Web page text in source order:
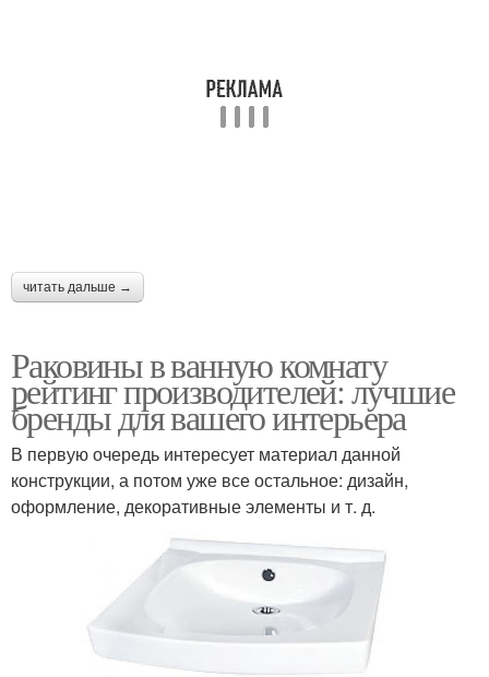
читать дальше →
Раковины в ванную комнату
рейтинг производителей: лучшие
бренды для вашего интерьера
В первую очередь интересует материал данной
конструкции, а потом уже все остальное: дизайн,
оформление, декоративные элементы и т. д.